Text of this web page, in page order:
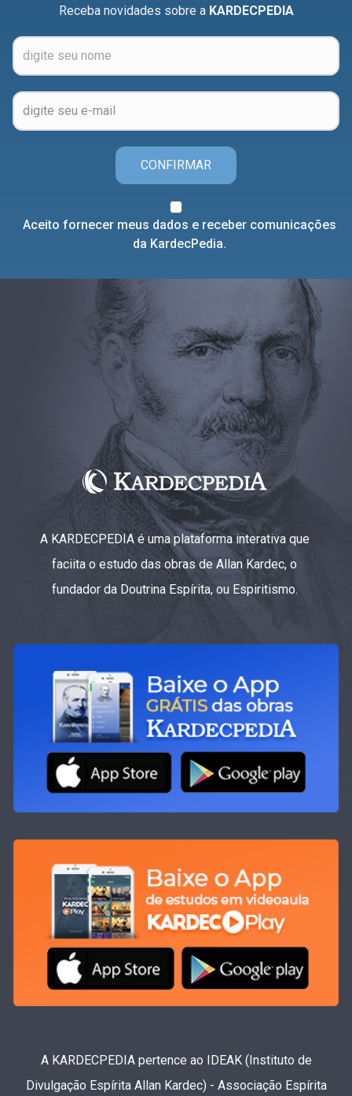
Receba novidades sobre a KARDECPEDIA
CONFIRMAR
Aceito fornecer meus dados e receber comunicações
da KardecPedia.
A KARDECPEDIA é uma plataforma interativa que
faciita o estudo das obras de Allan Kardec, o
fundador da Doutrina Espírita, ou Espiritismo.
A KARDECPEDIA pertence ao IDEAK (Instituto de
Divulgação Espírita Allan Kardec) - Associação Espírita